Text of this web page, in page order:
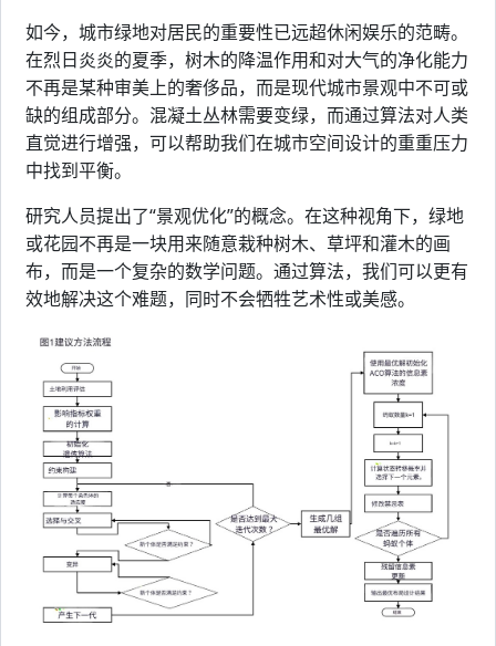
如今，城市绿地对居民的重要性已远超休闲娱乐的范畴。
在烈日炎炎的夏季，树木的降温作用和对大气的净化能力
不再是某种审美上的奢侈品，而是现代城市景观中不可或
缺的组成部分。混凝土丛林需要变绿，而通过算法对人类
直觉进行增强，可以帮助我们在城市空间设计的重重压力
中找到平衡。
研究人员提出了“景观优化”的概念。在这种视角下，绿地
或花园不再是一块用来随意栽种树木、草坪和灌木的画
布，而是一个复杂的数学问题。通过算法，我们可以更有
效地解决这个难题，同时不会牺牲艺术性或美感。